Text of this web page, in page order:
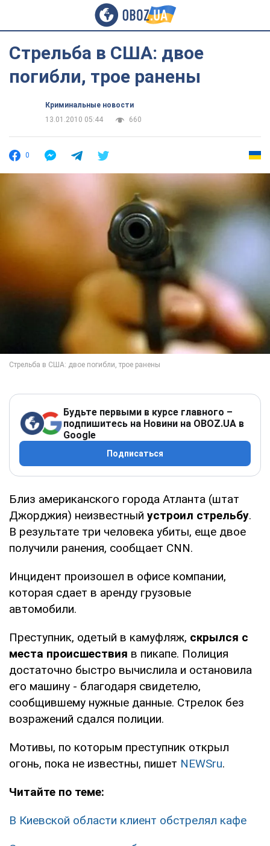
Стрельба в США: двое
погибли, трое ранены
Криминальные новости
13.01.2010 05:44
660
0
Будьте первыми в курсе главного –
подпишитесь на Новини на OBOZ.UA в
Google
Подписаться
Близ американского города Атланта (штат
Джорджия) неизвестный устроил стрельбу.
В результате три человека убиты, еще двое
получили ранения, сообщает CNN.
Инцидент произошел в офисе компании,
которая сдает в аренду грузовые
автомобили.
Преступник, одетый в камуфляж, скрылся с
места происшествия в пикапе. Полиция
достаточно быстро вычислила и остановила
его машину - благодаря свидетелю,
сообщившему нужные данные. Стрелок без
возражений сдался полиции.
Мотивы, по которым преступник открыл
огонь, пока не известны, пишет NEWSru.
Читайте по теме:
В Киевской области клиент обстрелял кафе